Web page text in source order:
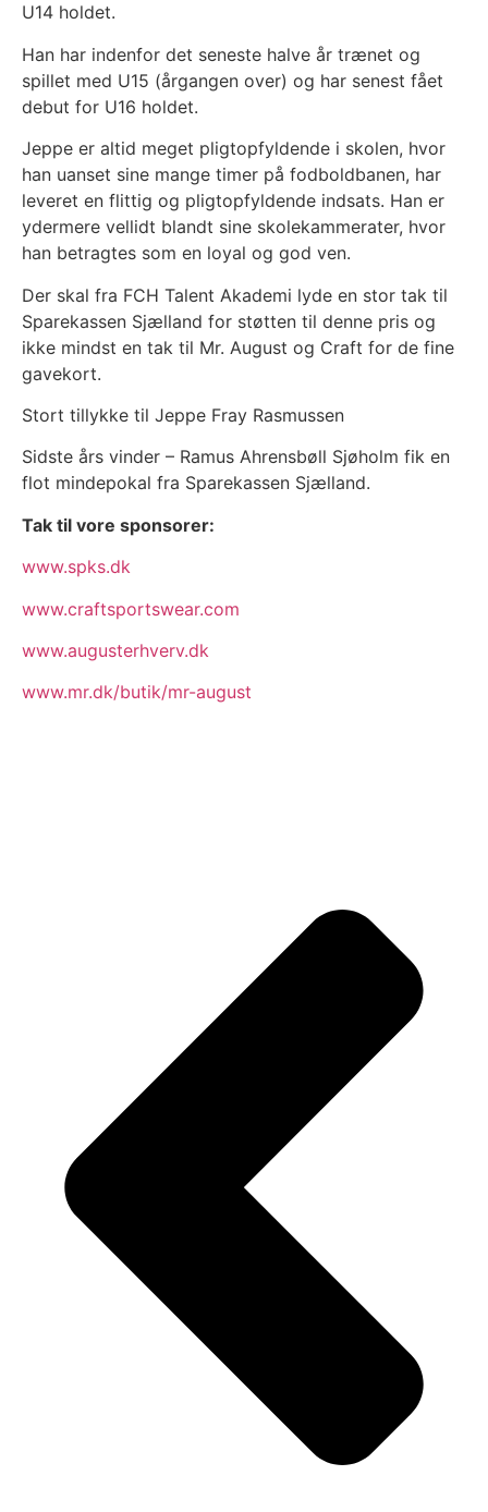
U14 holdet.
Han har indenfor det seneste halve år trænet og
spillet med U15 (årgangen over) og har senest fået
debut for U16 holdet.
Jeppe er altid meget pligtopfyldende i skolen, hvor
han uanset sine mange timer på fodboldbanen, har
leveret en flittig og pligtopfyldende indsats. Han er
ydermere vellidt blandt sine skolekammerater, hvor
han betragtes som en loyal og god ven.
Der skal fra FCH Talent Akademi lyde en stor tak til
Sparekassen Sjælland for støtten til denne pris og
ikke mindst en tak til Mr. August og Craft for de fine
gavekort.
Stort tillykke til Jeppe Fray Rasmussen
Sidste års vinder – Ramus Ahrensbøll Sjøholm fik en
flot mindepokal fra Sparekassen Sjælland.
Tak til vore sponsorer:
www.spks.dk
www.craftsportswear.com
www.augusterhverv.dk
www.mr.dk/butik/mr-august